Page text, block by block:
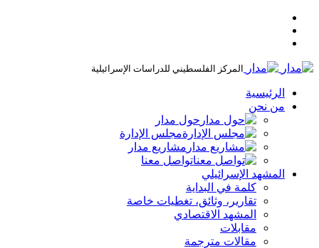
المركز الفلسطيني للدراسات الإسرائيلية
الرئيسية
من نحن
حول مدار
مجلس الإدارة
مشاريع مدار
تواصل معنا
المشهد الإسرائيلي
كلمة في البداية
تقارير، وثائق، تغطيات خاصة
المشهد الاقتصادي
مقابلات
مقالات مترجمة